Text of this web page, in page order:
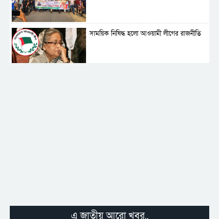
সাময়িক নিষিদ্ধ হলো আওয়ামী লীগের রাজনীতি
এ জাতীয় আরো খবর..